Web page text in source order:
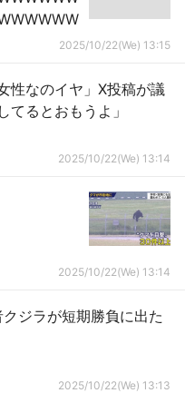
2025/10/22(We) 13:15
性なのイヤ」X投稿が議
てるとおもうよ」
2025/10/22(We) 13:14
2025/10/22(We) 13:14
ジラが短期勝負に出た
2025/10/22(We) 13:13